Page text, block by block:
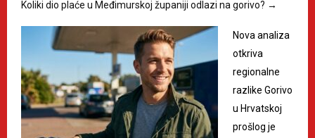
Koliki dio plaće u Međimurskoj županiji odlazi na gorivo? →
Nova analiza
otkriva
regionalne
razlike Gorivo
u Hrvatskoj
prošlog je